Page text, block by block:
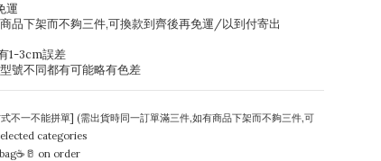
運
品下架而不夠三件,可換款到齊後再免運/以到付寄出
1-3cm誤差
號不同都有可能略有色差
不一不能拼單] (需出貨時同一訂單滿三件,如有商品下架而不夠三件,可
categories
on order